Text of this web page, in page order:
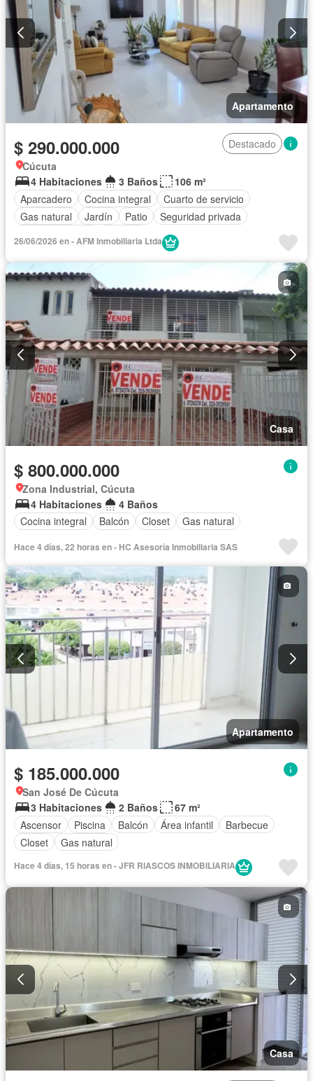
Apartamento
$ 290.000.000
Destacado
Cúcuta
4 Habitaciones
3 Baños
106 m²
Aparcadero
Cocina integral
Cuarto de servicio
Gas natural
Jardín Patio
Seguridad privada
26/06/2026 en - AFM Inmobiliaria Ltda
Casa
$ 800.000.000
Zona Industrial, Cúcuta
4 Habitaciones
4 Baños
Cocina integral
Balcón Closet Gas natural
Hace 4 días, 22 horas en - HC Asesoría Inmobiliaria SAS
Apartamento
$ 185.000.000
San José De Cúcuta
3 Habitaciones
2 Baños
67 m²
Ascensor
Piscina Balcón Área infantil
Barbecue
Closet
Gas natural
Hace 4 días, 15 horas en - JFR RIASCOS INMOBILIARIA
Casa